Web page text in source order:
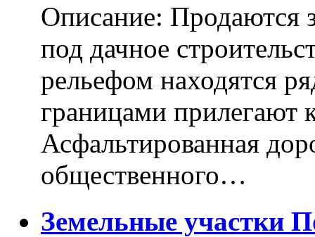
Описание: Продаются
под дачное
рельефом находятся
границами прилегают
Асфальтированная
общественного…
Земельные участки